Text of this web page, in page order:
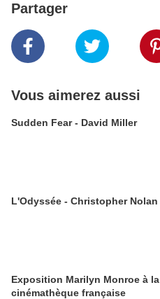
Partager
Vous aimerez aussi
Sudden Fear - David Miller
L'Odyssée - Christopher Nolan
Exposition Marilyn Monroe à la
cinémathèque française